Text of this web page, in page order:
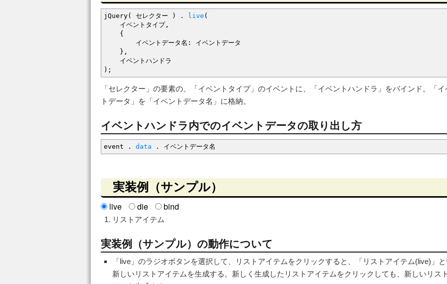
jQuery( セレクター ) . live (
イベントタイプ,
{
イベントデータ名 :
イベントデータ
} ,
イベントハンドラ
) ;
「セレクター」の要素の、「イベントタイプ」のイベントに、「イベントハンドラ」をバインド。「イ
トデータ」を「イベントデータ名」に格納。
イベントハンドラ内でのイベントデータの取り出し方
event . data . イベントデータ名
実装例（サンプル）
live die bind
リストアイテム
実装例（サンプル）の動作について
「live」のラジオボタンを選択して、リストアイテムをクリックすると、「リストアイテム(live)」
新しいリストアイテムを生成する。新しく生成したリストアイテムをクリックしても、新しいリス